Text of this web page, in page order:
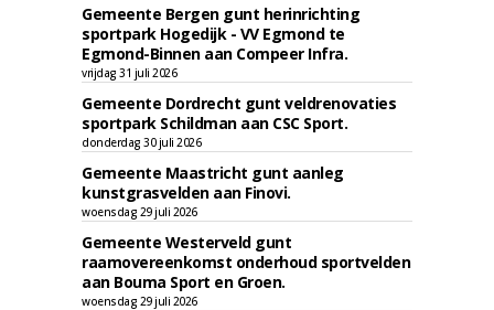
Gemeente Bergen gunt herinrichting
sportpark Hogedijk - VV Egmond te
Egmond-Binnen aan Compeer Infra.
vrijdag 31 juli 2026
Gemeente Dordrecht gunt veldrenovaties
sportpark Schildman aan CSC Sport.
donderdag 30 juli 2026
Gemeente Maastricht gunt aanleg
kunstgrasvelden aan Finovi.
woensdag 29 juli 2026
Gemeente Westerveld gunt
raamovereenkomst onderhoud sportvelden
aan Bouma Sport en Groen.
woensdag 29 juli 2026